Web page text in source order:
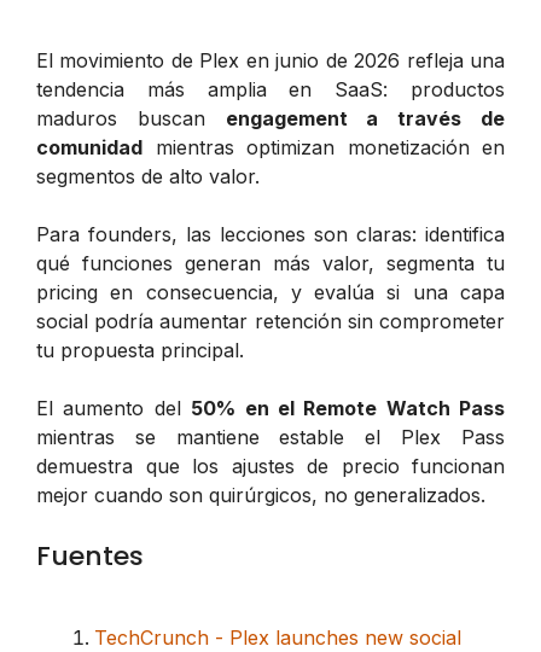
El movimiento de Plex en junio de 2026 refleja una
tendencia más amplia en SaaS: productos
maduros buscan engagement a través de
comunidad mientras optimizan monetización en
segmentos de alto valor.
Para founders, las lecciones son claras: identifica
qué funciones generan más valor, segmenta tu
pricing en consecuencia, y evalúa si una capa
social podría aumentar retención sin comprometer
tu propuesta principal.
El aumento del 50% en el Remote Watch Pass
mientras se mantiene estable el Plex Pass
demuestra que los ajustes de precio funcionan
mejor cuando son quirúrgicos, no generalizados.
Fuentes
TechCrunch - Plex launches new social